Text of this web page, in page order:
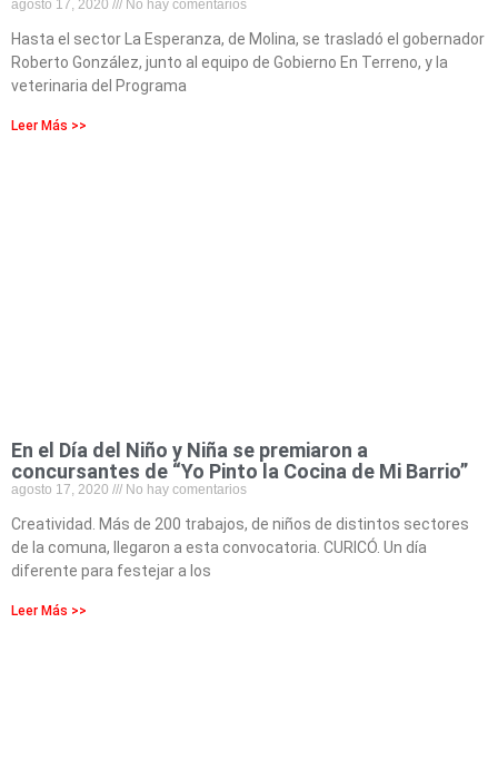
agosto 17, 2020 No hay comentarios
Hasta el sector La Esperanza, de Molina, se trasladó el gobernador
Roberto González, junto al equipo de Gobierno En Terreno, y la
veterinaria del Programa
Leer Más >>
En el Día del Niño y Niña se premiaron a
concursantes de “Yo Pinto la Cocina de Mi Barrio”
agosto 17, 2020 No hay comentarios
Creatividad. Más de 200 trabajos, de niños de distintos sectores
de la comuna, llegaron a esta convocatoria. CURICÓ. Un día
diferente para festejar a los
Leer Más >>